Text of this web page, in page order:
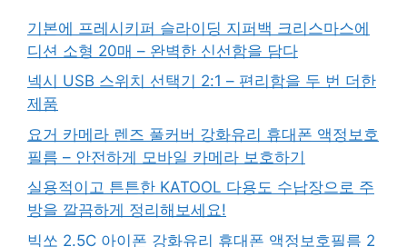
기본에 프레시키퍼 슬라이딩 지퍼백 크리스마스에
디션 소형 20매 – 완벽한 신선함을 담다
넥시 USB 스위치 선택기 2:1 – 편리함을 두 번 더한
제품
요거 카메라 렌즈 풀커버 강화유리 휴대폰 액정보호
필름 – 안전하게 모바일 카메라 보호하기
실용적이고 튼튼한 KATOOL 다용도 수납장으로 주
방을 깔끔하게 정리해보세요!
빅쏘 2.5C 아이폰 강화유리 휴대폰 액정보호필름 2